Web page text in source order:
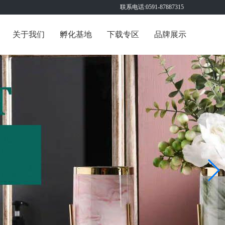
联系电话:0591-87887315
关于我们 孵化基地 下载专区 品牌展示